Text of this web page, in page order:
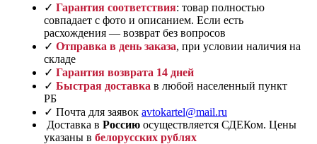
✓ Гарантия соответствия: товар полностью
совпадает с фото и описанием. Если есть
расхождения — возврат без вопросов
✓ Отправка в день заказа, при условии наличия на
складе
✓ Гарантия возврата 14 дней
✓ Быстрая доставка в любой населенный пункт
РБ
✓ Почта для заявок avtokartel@mail.ru
Доставка в Россию осуществляется СДЕКом. Цены
указаны в белорусских рублях